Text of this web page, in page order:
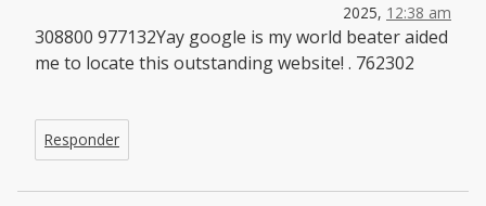
2025, 12:38 am
308800 977132Yay google is my world beater aided
me to locate this outstanding website! . 762302
Responder